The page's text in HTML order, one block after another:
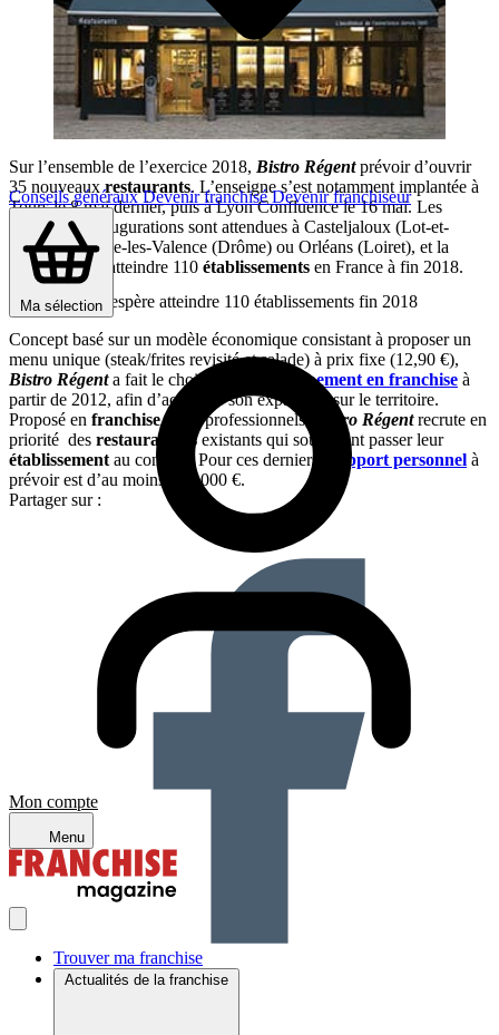
Conseils générauxDevenir franchiséDevenir franchiseur
Ma sélection
Mon compte
Menu
Trouver ma franchise
Actualités de la franchise
Sur l’ensemble de l’exercice 2018, Bistro Régentprévoir d’ouvrir
35 nouveauxrestaurants. L’enseigne s’est notamment implantée à
Tours le 8 mai dernier, puis à Lyon Confluence le 16 mai. Les
prochaines inaugurations sont attendues à Casteljaloux (Lot-et-
Garonne), Porte-les-Valence (Drôme) ou Orléans (Loiret), et la
chaîne espère atteindre 110 établissements en France à fin 2018.
Bistro Régent espère atteindre 110 établissements fin 2018
Concept basé sur un modèle économique consistant à proposer un
menu unique (steak/frites revisité et salade) à prix fixe (12,90 €),
Bistro Régenta fait le choix d’un développement en franchise à
partir de 2012, afin d’accélérer son expansion sur le territoire.
Proposé en franchiseà des professionnels, Bistro Régentrecrute en
priorité des restaurateursexistants qui souhaitent passer leur
établissement au concept. Pour ces derniers, l’ apport personnel à
prévoir est d’au moins 150 000 €.
Partager sur :